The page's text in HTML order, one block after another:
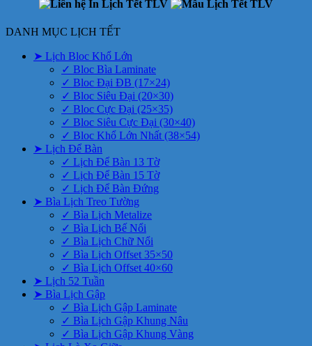
DANH MỤC LỊCH TẾT
➤ Lịch Bloc Khổ Lớn
✓ Bloc Bìa Laminate
✓ Bloc Đại ĐB (17×24)
✓ Bloc Siêu Đại (20×30)
✓ Bloc Cực Đại (25×35)
✓ Bloc Siêu Cực Đại (30×40)
✓ Bloc Khổ Lớn Nhất (38×54)
➤ Lịch Để Bàn
✓ Lịch Để Bàn 13 Tờ
✓ Lịch Để Bàn 15 Tờ
✓ Lịch Để Bàn Đứng
➤ Bìa Lịch Treo Tường
✓ Bìa Lịch Metalize
✓ Bìa Lịch Bế Nổi
✓ Bìa Lịch Chữ Nổi
✓ Bìa Lịch Offset 35×50
✓ Bìa Lịch Offset 40×60
➤ Lịch 52 Tuần
➤ Bìa Lịch Gập
✓ Bìa Lịch Gập Laminate
✓ Bìa Lịch Gập Khung Nâu
✓ Bìa Lịch Gập Khung Vàng